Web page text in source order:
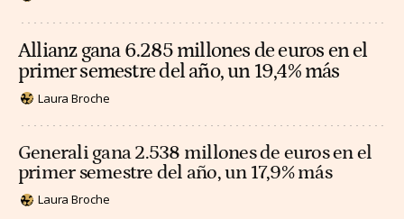
Allianz gana 6.285 millones de euros en el
primer semestre del año, un 19,4% más
Laura Broche
Generali gana 2.538 millones de euros en el
primer semestre del año, un 17,9% más
Laura Broche